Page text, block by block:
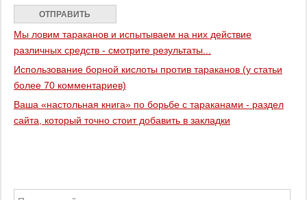
Мы ловим тараканов и испытываем на них действие
различных средств - смотрите результаты...
Использование борной кислоты против тараканов (у статьи
более 70 комментариев)
Ваша «настольная книга» по борьбе с тараканами - раздел
сайта, который точно стоит добавить в закладки